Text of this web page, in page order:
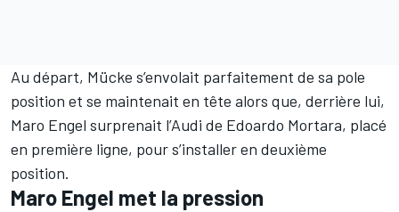
Au départ, Mücke s’envolait parfaitement de sa pole
position et se maintenait en tête alors que, derrière lui,
Maro Engel surprenait l’Audi de Edoardo Mortara, placé
en première ligne, pour s’installer en deuxième
position.
Maro Engel met la pression